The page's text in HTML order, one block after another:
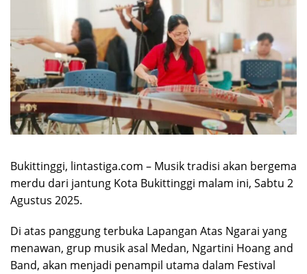
Bukittinggi, lintastiga.com – Musik tradisi akan bergema
merdu dari jantung Kota Bukittinggi malam ini, Sabtu 2
Agustus 2025.
Di atas panggung terbuka Lapangan Atas Ngarai yang
menawan, grup musik asal Medan, Ngartini Hoang and
Band, akan menjadi penampil utama dalam Festival